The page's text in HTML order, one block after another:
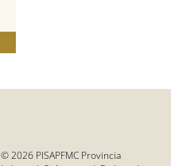
© 2026 PISAPFMC Provincia